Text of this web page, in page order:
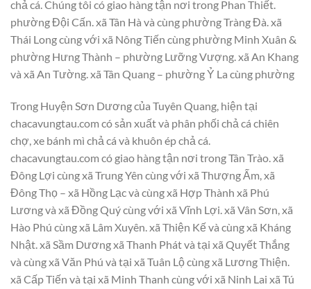
chả cá. Chúng tôi có giao hàng tận nơi trong Phan Thiết.
phường Đội Cấn. xã Tân Hà và cùng phường Tràng Đà. xã
Thái Long cùng với xã Nông Tiến cùng phường Minh Xuân &
phường Hưng Thành – phường Lưỡng Vượng. xã An Khang
và xã An Tường. xã Tân Quang – phường Ỷ La cùng phường
Trong Huyện Sơn Dương của Tuyên Quang, hiện tại
chacavungtau.com có sản xuất và phân phối chả cá chiên
chợ, xe bánh mì chả cá và khuôn ép chả cá.
chacavungtau.com có giao hàng tận nơi trong Tân Trào. xã
Đông Lợi cùng xã Trung Yên cùng với xã Thượng Ấm, xã
Đông Thọ – xã Hồng Lạc và cùng xã Hợp Thành xã Phú
Lương và xã Đồng Quý cùng với xã Vĩnh Lợi. xã Vân Sơn, xã
Hào Phú cùng xã Lâm Xuyên. xã Thiện Kế và cùng xã Kháng
Nhật. xã Sầm Dương xã Thanh Phát và tại xã Quyết Thắng
và cùng xã Văn Phú và tại xã Tuân Lộ cùng xã Lương Thiện.
xã Cấp Tiến và tại xã Minh Thanh cùng với xã Ninh Lai xã Tú